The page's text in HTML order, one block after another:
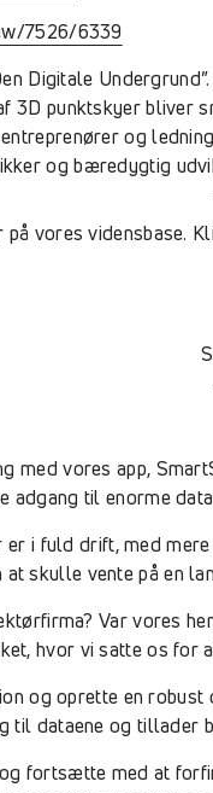
7526/6339
Digitale
punktskyer bliver
og
og bæredygtig
vores
vores app,
adgang til enorme
i fuld drift, med
skulle vente på en
Var vores
hvor vi satte os for
og oprette en
til dataene og
fortsætte med at